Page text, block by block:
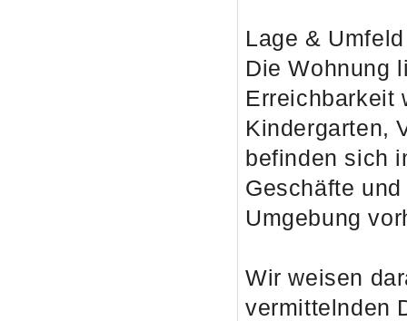
Lage & Umfeld
Die Wohnung
Erreichbarkeit
Kindergarten,
befinden sich
Geschäfte
Umgebung
Wir weisen
vermittelnden